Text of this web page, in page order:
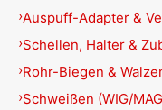
Auspuff-Adapter &
Schellen, Halter &
Rohr-Biegen &
Schweißen (WIG/